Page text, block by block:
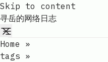
Skip to content
寻岳的网络日志
Home
»
tags »